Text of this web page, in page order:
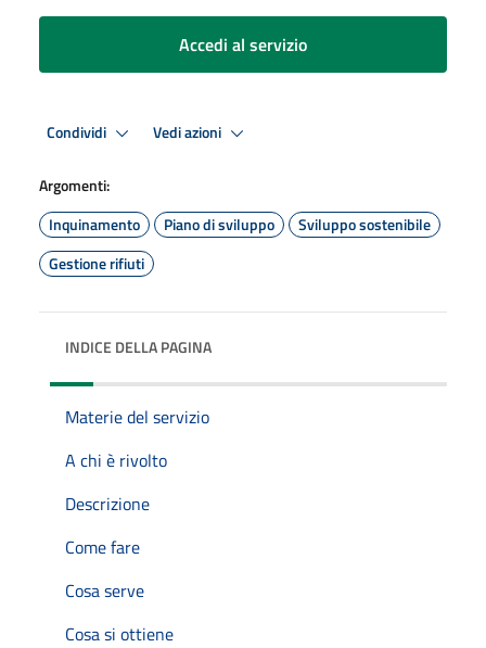
Accedi al servizio
Condividi Vedi azioni
Argomenti:
Inquinamento
Piano di sviluppo
Sviluppo sostenibile
Gestione rifiuti
INDICE DELLA PAGINA
Materie del servizio
A chi è rivolto
Descrizione
Come fare
Cosa serve
Cosa si ottiene